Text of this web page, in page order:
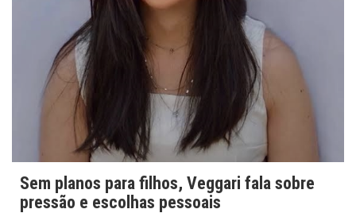
Sem planos para filhos, Veggari fala sobre
pressão e escolhas pessoais